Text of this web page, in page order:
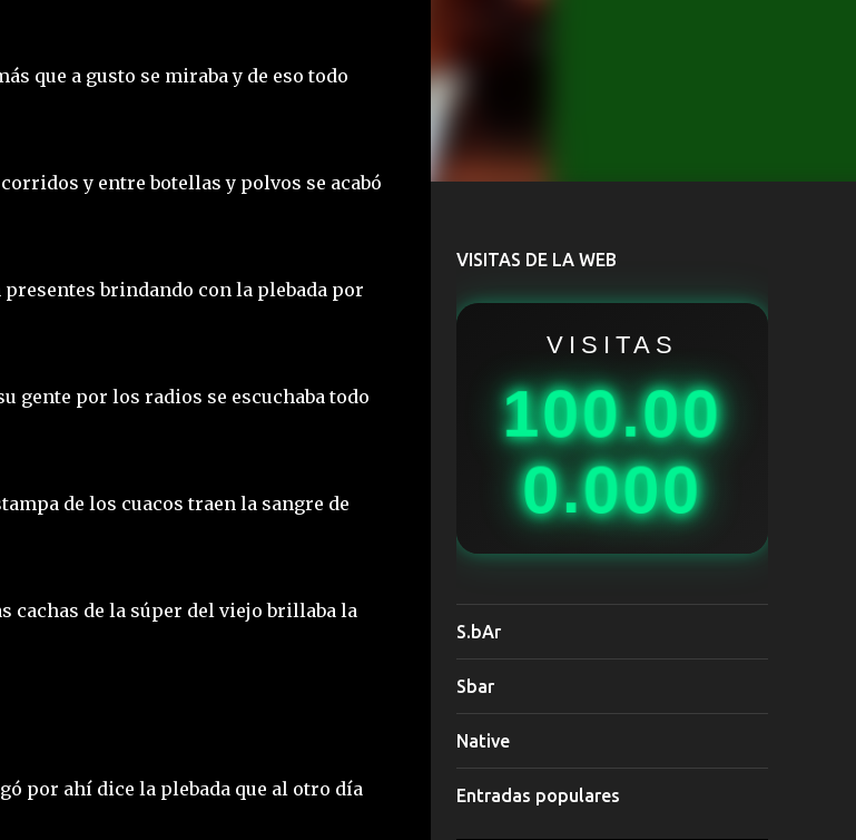
que a gusto se miraba y de eso todo
y entre botellas y polvos se acabó
brindando con la plebada por
gente por los radios se escuchaba todo
de los cuacos traen la sangre de
cachas de la súper del viejo brillaba la
por ahí dice la plebada que al otro día
VISITAS DE LA WEB
VISITAS
100.00
0.000
S.bAr
Sbar
Native
Entradas populares